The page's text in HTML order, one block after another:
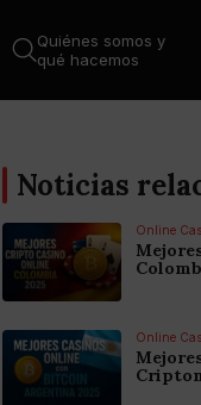
Quiénes somos y
qué hacemos
Noticias
Online
Online